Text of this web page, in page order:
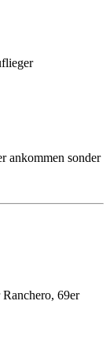
ankommen sonder
69er